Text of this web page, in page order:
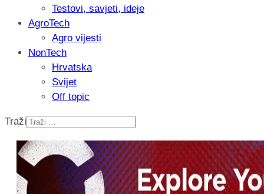
Recenzija: Einhell Professional CP-
nikada prije
Testovi, savjeti, ideje
AgroTech
Agro vijesti
NonTech
Hrvatska
Svijet
Off topic
Traži